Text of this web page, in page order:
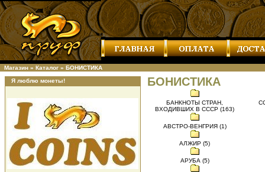
Магазин » Каталог » БОНИСТИКА
Я люблю монеты!
БОНИСТИКА
БАНКНОТЫ СТРАН,
ВХОДИВШИХ В СССР (163)
АВСТРО-ВЕНГРИЯ (1)
АЛЖИР (5)
АРУБА (5)